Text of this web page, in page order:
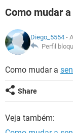
INSTAGRAM
GUIA DE COMPRAS
INSTAGRAM
GUIA DE COMPRAS
JOGOS
CELULAR
OUTLOOK
INSTAGRAM
JOGOS
CELULAR
OUTLOOK
INSTAGRAM
GLOSSÁRIO
INSTAGRAM
Como mudar
Diego_5554 -
Perfil
Como mudar a
Share
Veja também: